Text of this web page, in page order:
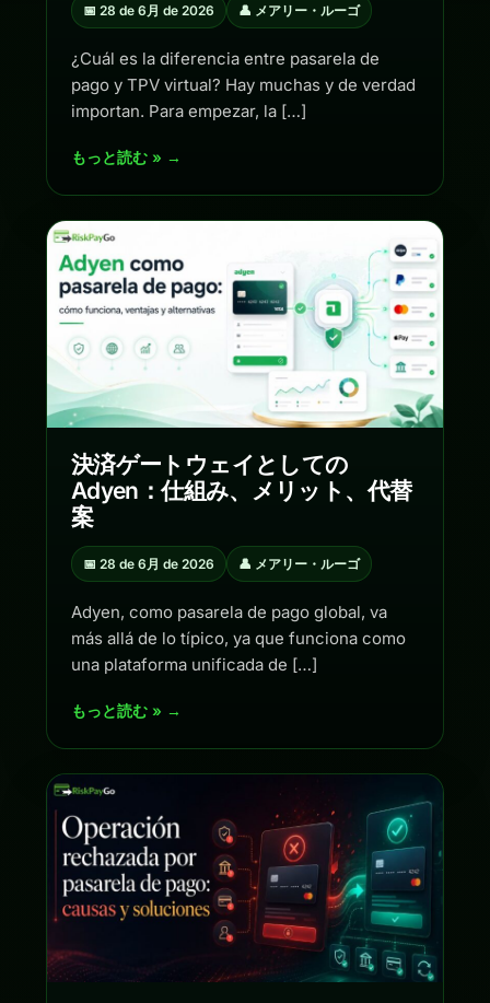
📅 28 de 6月 de 2026 👤 メアリー・ルーゴ
¿Cuál es la diferencia entre pasarela de
pago y TPV virtual? Hay muchas y de verdad
importan. Para empezar, la […]
もっと読む » →
決済ゲートウェイとしての
Adyen：仕組み、メリット、代替
案
📅 28 de 6月 de 2026 👤 メアリー・ルーゴ
Adyen, como pasarela de pago global, va
más allá de lo típico, ya que funciona como
una plataforma unificada de […]
もっと読む » →